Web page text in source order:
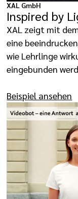
XAL GmbH
Inspired by
XAL zeigt mit
eine
wie Lehrlinge
eingebunden
Beispiel ansehen